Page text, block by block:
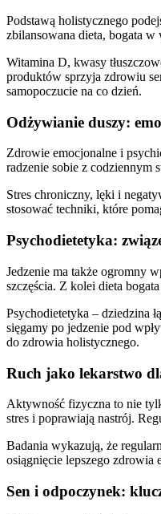
Podstawą holistycznego
zbilansowana dieta, bogata w
Witamina D, kwasy
produktów sprzyja zdrowiu
samopoczucie na co dzień.
Odżywianie duszy:
Zdrowie emocjonalne i
radzenie sobie z codziennym
Stres chroniczny, lęki i
stosować techniki, które
Psychodietetyka:
Jedzenie ma także ogromny
szczęścia. Z kolei dieta
Psychodietetyka – dziedzina
sięgamy po jedzenie pod
do zdrowia holistycznego.
Ruch jako lekarstwo
Aktywność fizyczna to nie
stres i poprawiają nastrój.
Badania wykazują, że
osiągnięcie lepszego zdrowia
Sen i odpoczynek: